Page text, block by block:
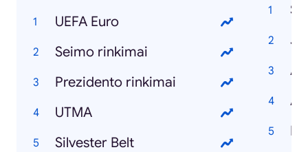
UEFA Euro
Seimo rinkimai
Prezidento rinkimai
UTMA
Silvester Belt